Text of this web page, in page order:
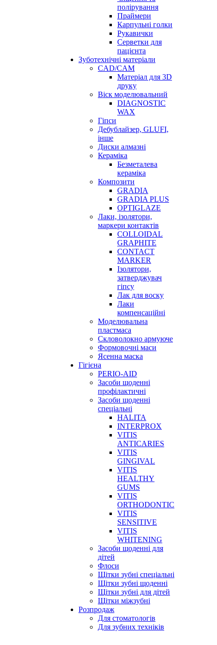
полірування
Праймери
Карпульні голки
Рукавички
Серветки для
пацієнта
Зуботехнічні матеріали
CAD/CAM
Матеріал для 3D
друку
Віск моделювальний
DIAGNOSTIC
WAX
Гіпси
Дебублайзер, GLUFI,
інше
Диски алмазні
Кераміка
Безметалева
кераміка
Композити
GRADIA
GRADIA PLUS
OPTIGLAZE
Лаки, ізолятори,
маркери контактів
COLLOIDAL
GRAPHITE
CONTACT
MARKER
Ізолятори,
затверджувач
гіпсу
Лак для воску
Лаки
компенсаційні
Моделювальна
пластмаса
Скловолокно армуюче
Формовочні маси
Ясенна маска
Гігієна
PERIO-AID
Засоби щоденні
профілактичні
Засоби щоденні
спеціальні
HALITA
INTERPROX
VITIS
ANTICARIES
VITIS
GINGIVAL
VITIS
HEALTHY
GUMS
VITIS
ORTHODONTIC
VITIS
SENSITIVE
VITIS
WHITENING
Засоби щоденні для
дітей
Флоси
Щітки зубні спеціальні
Щітки зубні щоденні
Щітки зубні для дітей
Щітки міжзубні
Розпродаж
Для стоматологів
Для зубних техніків